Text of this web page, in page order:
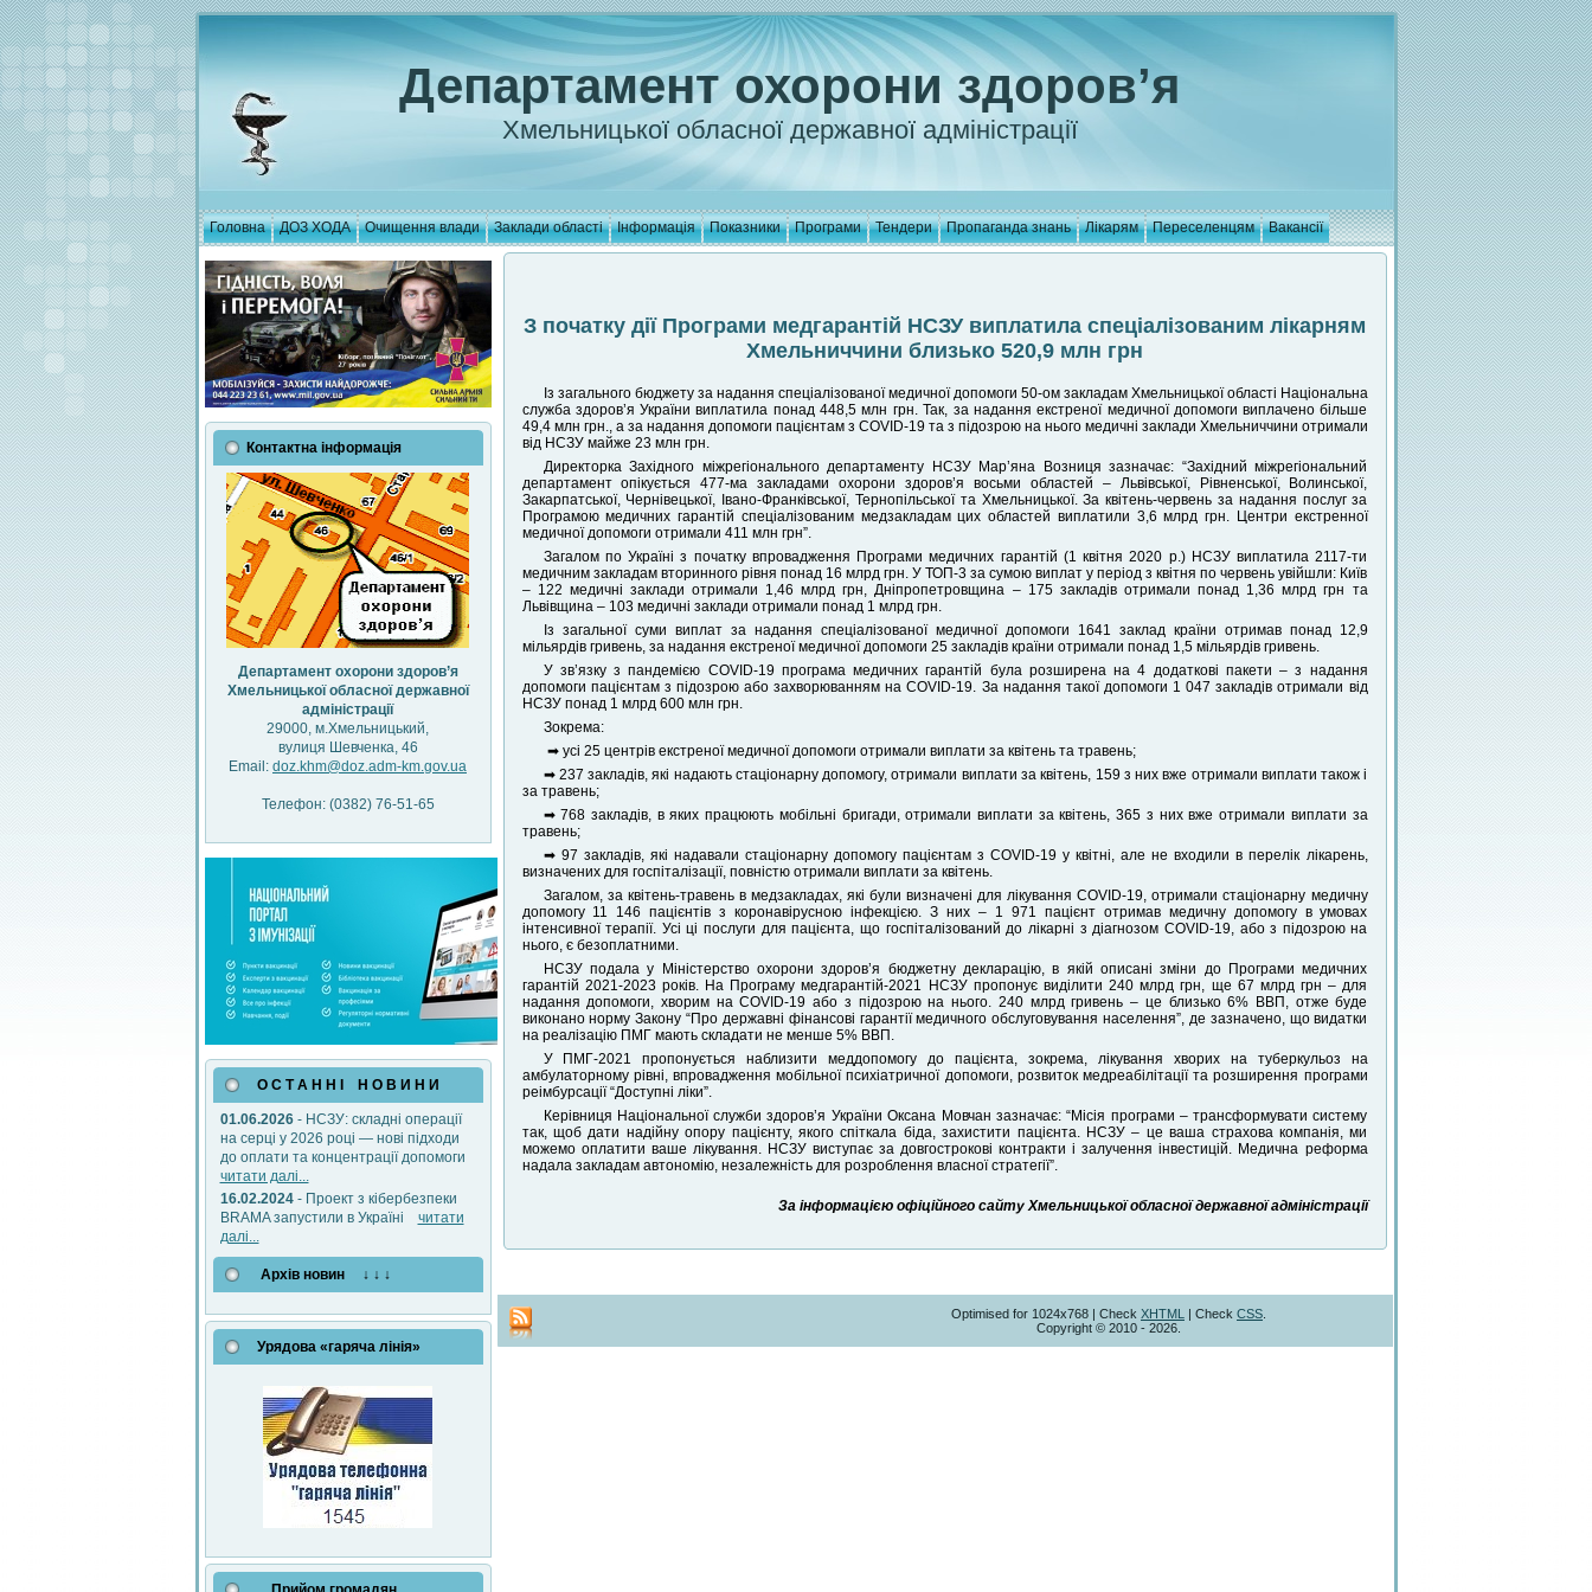
Департамент охорони здоров’я
Хмельницької обласної державної адміністрації
Головна ДОЗ ХОДА Очищення влади Заклади області Інформація Показники Програми Тендери Пропаганда знань Лікарям Переселенцям Вакансії
Контактна інформація
Департамент охорони здоров’я
Хмельницької обласної державної
адміністрації
29000, м.Хмельницький,
вулиця Шевченка, 46
Email: doz.khm@doz.adm-km.gov.ua
Телефон: (0382) 76-51-65
О С Т А Н Н І Н О В И Н И
01.06.2026- НСЗУ: складні операції
на серці у 2026 році — нові підходи
до оплати та концентрації допомоги
читати далі...
16.02.2024- Проект з кібербезпеки
BRAMA запустили в Україні читати
далі...
Архів новин ↓ ↓ ↓
Урядова «гаряча лінія»
З початку дії Програми медгарантій НСЗУ виплатила спеціалізованим лікарням
Хмельниччини близько 520,9 млн грн
Із загального бюджету за надання спеціалізованої медичної допомоги 50-ом закладам Хмельницької області Національна
служба здоров’я України виплатила понад 448,5 млн грн. Так, за надання екстреної медичної допомоги виплачено більше
49,4 млн грн., а за надання допомоги пацієнтам з COVID-19 та з підозрою на нього медичні заклади Хмельниччини отримали
від НСЗУ майже 23 млн грн.
Директорка Західного міжрегіонального департаменту НСЗУ Мар’яна Возниця зазначає: “Західний міжрегіональний
департамент опікується 477-ма закладами охорони здоров’я восьми областей – Львівської, Рівненської, Волинської,
Закарпатської, Чернівецької, Івано-Франківської, Тернопільської та Хмельницької. За квітень-червень за надання послуг за
Програмою медичних гарантій спеціалізованим медзакладам цих областей виплатили 3,6 млрд грн. Центри екстренної
медичної допомоги отримали 411 млн грн”.
Загалом по Україні з початку впровадження Програми медичних гарантій (1 квітня 2020 р.) НСЗУ виплатила 2117-ти
медичним закладам вторинного рівня понад 16 млрд грн. У ТОП-3 за сумою виплат у період з квітня по червень увійшли: Київ
– 122 медичні заклади отримали 1,46 млрд грн, Дніпропетровщина – 175 закладів отримали понад 1,36 млрд грн та
Львівщина – 103 медичні заклади отримали понад 1 млрд грн.
Із загальної суми виплат за надання спеціалізованої медичної допомоги 1641 заклад країни отримав понад 12,9
мільярдів гривень, за надання екстреної медичної допомоги 25 закладів країни отримали понад 1,5 мільярдів гривень.
У зв’язку з пандемією COVID-19 програма медичних гарантій була розширена на 4 додаткові пакети – з надання
допомоги пацієнтам з підозрою або захворюванням на COVID-19. За надання такої допомоги 1 047 закладів отримали від
НСЗУ понад 1 млрд 600 млн грн.
Зокрема:
➡ усі 25 центрів екстреної медичної допомоги отримали виплати за квітень та травень;
➡ 237 закладів, які надають стаціонарну допомогу, отримали виплати за квітень, 159 з них вже отримали виплати також і
за травень;
➡ 768 закладів, в яких працюють мобільні бригади, отримали виплати за квітень, 365 з них вже отримали виплати за
травень;
➡ 97 закладів, які надавали стаціонарну допомогу пацієнтам з COVID-19 у квітні, але не входили в перелік лікарень,
визначених для госпіталізації, повністю отримали виплати за квітень.
Загалом, за квітень-травень в медзакладах, які були визначені для лікування COVID-19, отримали стаціонарну медичну
допомогу 11 146 пацієнтів з коронавірусною інфекцією. З них – 1 971 пацієнт отримав медичну допомогу в умовах
інтенсивної терапії. Усі ці послуги для пацієнта, що госпіталізований до лікарні з діагнозом СOVID-19, або з підозрою на
нього, є безоплатними.
НСЗУ подала у Міністерство охорони здоров’я бюджетну декларацію, в якій описані зміни до Програми медичних
гарантій 2021-2023 років. На‌ ‌Програму‌ ‌медгарантій-2021‌ ‌НСЗУ‌ ‌пропонує‌ ‌виділити‌ ‌‌240‌ ‌млрд‌ ‌грн‌,‌ ‌ще‌ ‌67‌ ‌млрд‌ ‌грн ‌–‌ ‌для‌
‌надання‌ ‌допомоги,‌ ‌хворим‌ ‌на‌ ‌COVID-19‌ ‌або‌ ‌з‌ ‌підозрою‌ ‌на‌ ‌нього.‌ 240‌ ‌млрд‌ ‌гривень‌ ‌–‌ ‌це‌ ‌близько‌ ‌6%‌ ‌ВВП,‌ ‌отже‌ буде
‌виконано‌ ‌норму‌ ‌Закону‌ ‌‌“Про‌ ‌державні‌ ‌фінансові‌ ‌гарантії‌ ‌медичного‌ ‌обслуговування‌ ‌населення”,‌ ‌де‌ ‌зазначено,‌ ‌що‌ ‌видатки‌
‌на‌ ‌реалізацію‌ ‌ПМГ‌ ‌мають‌ ‌складати‌ ‌не‌ ‌менше‌ ‌5%‌ ‌ВВП.‌ ‌
У ‌ПМГ-2021‌ ‌пропонується‌ ‌наблизити‌ ‌меддопомогу‌ ‌до‌ ‌пацієнта,‌ ‌зокрема,‌ ‌лікування ‌хворих‌ ‌на‌ ‌туберкульоз‌ ‌на‌
‌амбулаторному‌ рівні‌, впровадження ‌мобільної ‌психіатричної ‌допомоги, розвиток медреабілітації та розширення програми
реімбурсації “Доступні‌ ‌ліки”.
Керівниця Національної служби здоров’я України Оксана Мовчан зазначає: “Місія програми – трансформувати систему
так, щоб дати надійну опору пацієнту, якого спіткала біда, захистити пацієнта. НСЗУ – це ваша страхова компанія, ми
можемо оплатити ваше лікування. НСЗУ виступає за довгострокові контракти і залучення інвестицій. Медична реформа
надала закладам автономію, незалежність для розроблення власної стратегії”.
За інформацією офіційного сайту Хмельницької обласної державної адміністрації
Optimised for 1024x768 | Check XHTML | Check CSS
Copyright © 2010 - 2026.